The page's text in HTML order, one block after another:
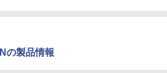
の製品情報